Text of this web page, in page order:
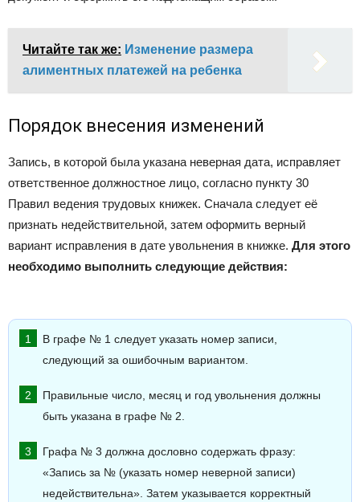
Читайте так же: Изменение размера
алиментных платежей на ребенка
Порядок внесения изменений
Запись, в которой была указана неверная дата, исправляет
ответственное должностное лицо, согласно пункту 30
Правил ведения трудовых книжек. Сначала следует её
признать недействительной, затем оформить верный
вариант исправления в дате увольнения в книжке. Для этого
необходимо выполнить следующие действия:
В графе № 1 следует указать номер записи,
следующий за ошибочным вариантом.
Правильные число, месяц и год увольнения должны
быть указана в графе № 2.
Графа № 3 должна дословно содержать фразу:
«Запись за № (указать номер неверной записи)
недействительна». Затем указывается корректный